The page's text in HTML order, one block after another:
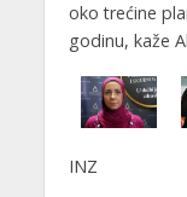
oko trećine
godinu, kaže
INZ